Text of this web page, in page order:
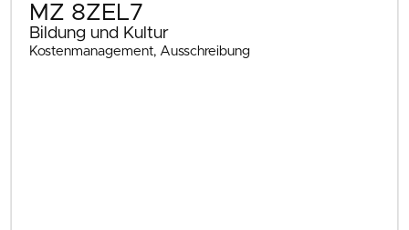
MZ 8ZEL7
Bildung und Kultur
Kostenmanagement, Ausschreibung